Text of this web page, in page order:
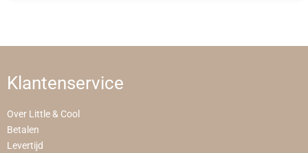
Klantenservice
Over Little & Cool
Betalen
Levertijd